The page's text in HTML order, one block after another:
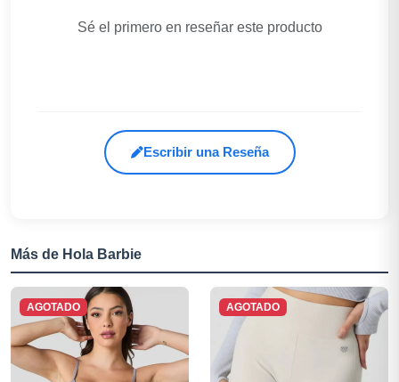
Sé el primero en reseñar este producto
Escribir una Reseña
Más de Hola Barbie
AGOTADO AGOTADO